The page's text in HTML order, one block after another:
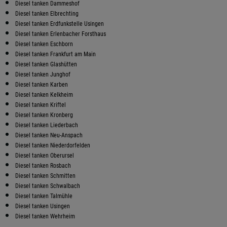
Diesel tanken Dammeshof
Diesel tanken Elbrechting
Diesel tanken Erdfunkstelle Usingen
Diesel tanken Erlenbacher Forsthaus
Diesel tanken Eschborn
Diesel tanken Frankfurt am Main
Diesel tanken Glashütten
Diesel tanken Junghof
Diesel tanken Karben
Diesel tanken Kelkheim
Diesel tanken Kriftel
Diesel tanken Kronberg
Diesel tanken Liederbach
Diesel tanken Neu-Anspach
Diesel tanken Niederdorfelden
Diesel tanken Oberursel
Diesel tanken Rosbach
Diesel tanken Schmitten
Diesel tanken Schwalbach
Diesel tanken Talmühle
Diesel tanken Usingen
Diesel tanken Wehrheim